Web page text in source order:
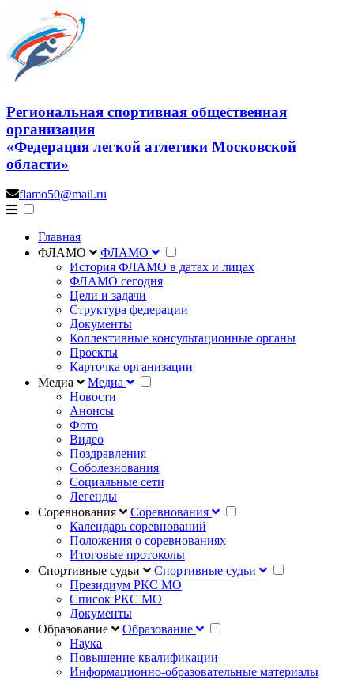
Региональная спортивная общественная
организация
«Федерация легкой атлетики Московской
области»
flamo50@mail.ru
Главная
ФЛАМО
ФЛАМО
История ФЛАМО в датах и лицах
ФЛАМО сегодня
Цели и задачи
Структура федерации
Документы
Коллективные консультационные органы
Проекты
Карточка организации
Медиа
Медиа
Новости
Анонсы
Фото
Видео
Поздравления
Соболезнования
Социальные сети
Легенды
Соревнования
Соревнования
Календарь соревнований
Положения о соревнованиях
Итоговые протоколы
Спортивные судьи
Спортивные судьи
Президиум РКС МО
Список РКС МО
Документы
Образование
Образование
Наука
Повышение квалификации
Информационно-образовательные материалы